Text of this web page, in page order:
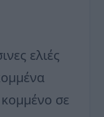
ελιές
σε